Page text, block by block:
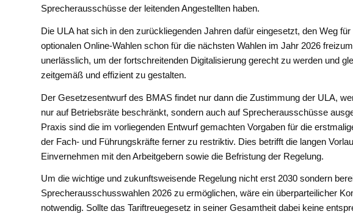
Sprecherausschüsse der leitenden Angestellten haben.
Die ULA hat sich in den zurückliegenden Jahren dafür eingesetzt, den Weg
optionalen Online-Wahlen schon für die nächsten Wahlen im Jahr 2026
unerlässlich, um der fortschreitenden Digitalisierung gerecht zu werden und
zeitgemäß und effizient zu gestalten.
Der Gesetzesentwurf des BMAS findet nur dann die Zustimmung der ULA,
nur auf Betriebsräte beschränkt, sondern auch auf Sprecherausschüsse
Praxis sind die im vorliegenden Entwurf gemachten Vorgaben für die
der Fach- und Führungskräfte ferner zu restriktiv. Dies betrifft die langen
Einvernehmen mit den Arbeitgebern sowie die Befristung der Regelung.
Um die wichtige und zukunftsweisende Regelung nicht erst 2030 sondern
Sprecherausschusswahlen 2026 zu ermöglichen, wäre ein überparteilicher
notwendig. Sollte das Tariftreuegesetz in seiner Gesamtheit dabei keine